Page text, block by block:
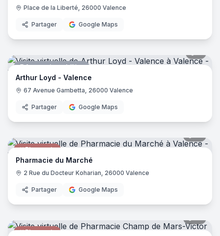
Place de la Liberté, 26000 Valence
Partager Google Maps
Agence immobilière
Arthur Loyd - Valence
67 Avenue Gambetta, 26000 Valence
Partager Google Maps
Pharmacie
Pharmacie du Marché
2 Rue du Docteur Koharian, 26000 Valence
Partager Google Maps
Pharmacie